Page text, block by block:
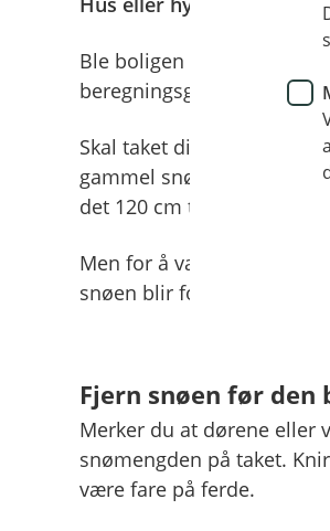
Ble boligen din bygget
beregningsgrunnlaget fra
Skal taket ditt tåle 250
gammel snø eller 60 cm
det 120 cm tørr, gammel
Men for å være på den
snøen blir for tung. Da blir
Fjern snøen før
Merker du at dørene eller
snømengden på taket.
være fare på ferde.